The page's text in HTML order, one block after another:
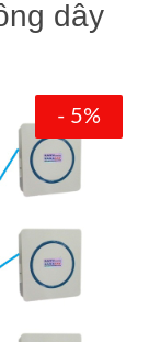
dây
- 5%